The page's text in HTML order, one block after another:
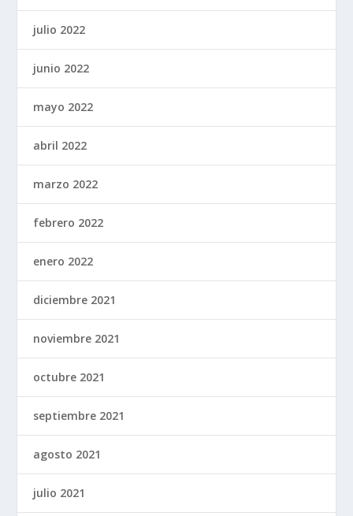
julio 2022
junio 2022
mayo 2022
abril 2022
marzo 2022
febrero 2022
enero 2022
diciembre 2021
noviembre 2021
octubre 2021
septiembre 2021
agosto 2021
julio 2021